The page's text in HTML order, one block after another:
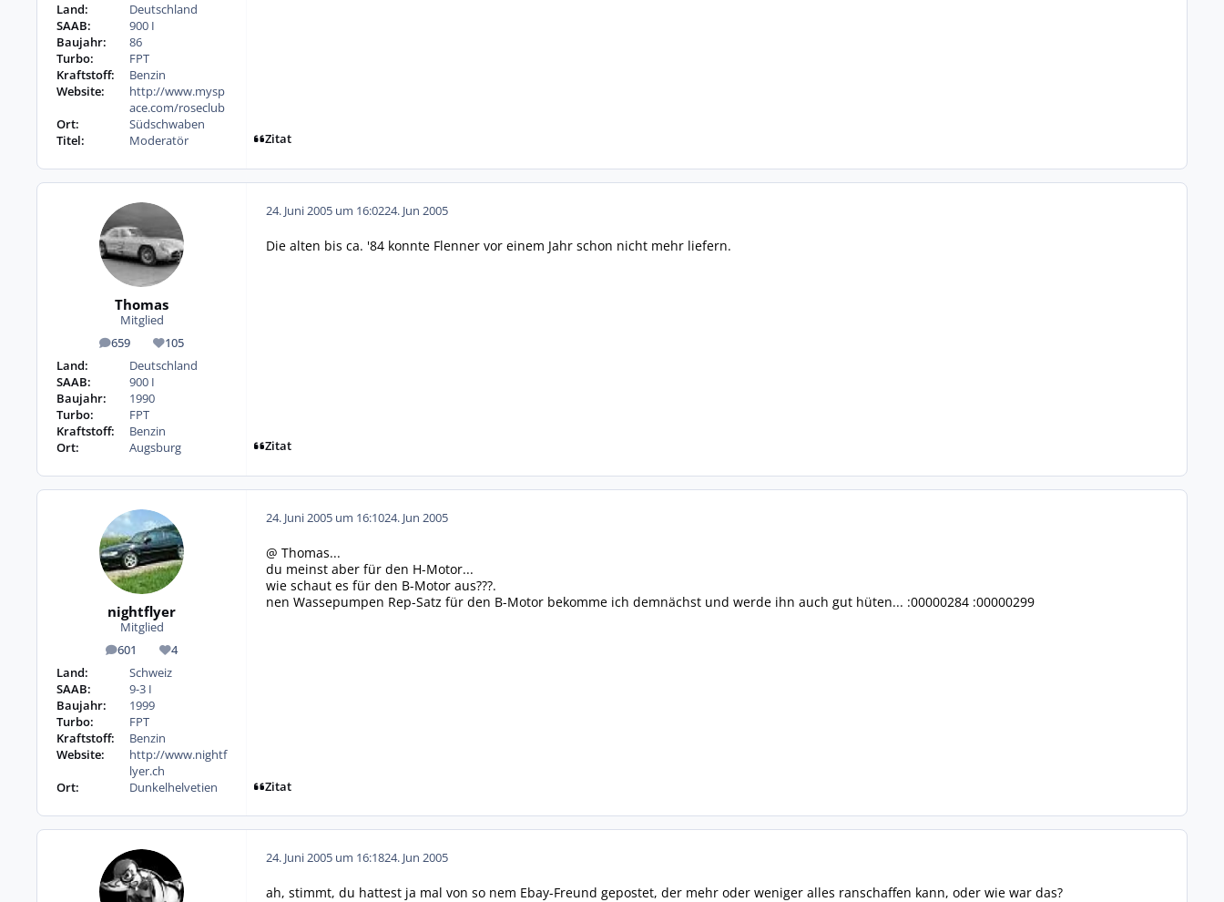
Land:
Deutschland
SAAB:
900 I
Baujahr:
86
Turbo:
FPT
Kraftstoff:
Benzin
Website:
http://www.mysp
ace.com/roseclub
Ort:
Südschwaben
Titel:
Moderatör Zitat
Thomas
Mitglied
659
Beiträge 105
Reputation
Land:
Deutschland
SAAB:
900 I
Baujahr:
1990
Turbo:
FPT
Kraftstoff:
Benzin
Ort:
Augsburg
24. Juni 2005 um 16:0224. Jun 2005
Die alten bis ca. '84 konnte Flenner vor einem Jahr schon nicht mehr liefern.
Zitat
nightflyer
Mitglied
601
Beiträge 4
Reputation
Land:
Schweiz
SAAB:
9-3 I
Baujahr:
1999
Turbo:
FPT
Kraftstoff:
Benzin
Website:
http://www.nightf
lyer.ch
Ort:
Dunkelhelvetien
24. Juni 2005 um 16:1024. Jun 2005
@ Thomas...
du meinst aber für den H-Motor...
wie schaut es für den B-Motor aus???.
nen Wassepumpen Rep-Satz für den B-Motor bekomme ich demnächst und werde ihn auch gut hüten... :00000284 :00000299
Zitat
24. Juni 2005 um 16:1824. Jun 2005
ah, stimmt, du hattest ja mal von so nem Ebay-Freund gepostet, der mehr oder weniger alles ranschaffen kann, oder wie war das?